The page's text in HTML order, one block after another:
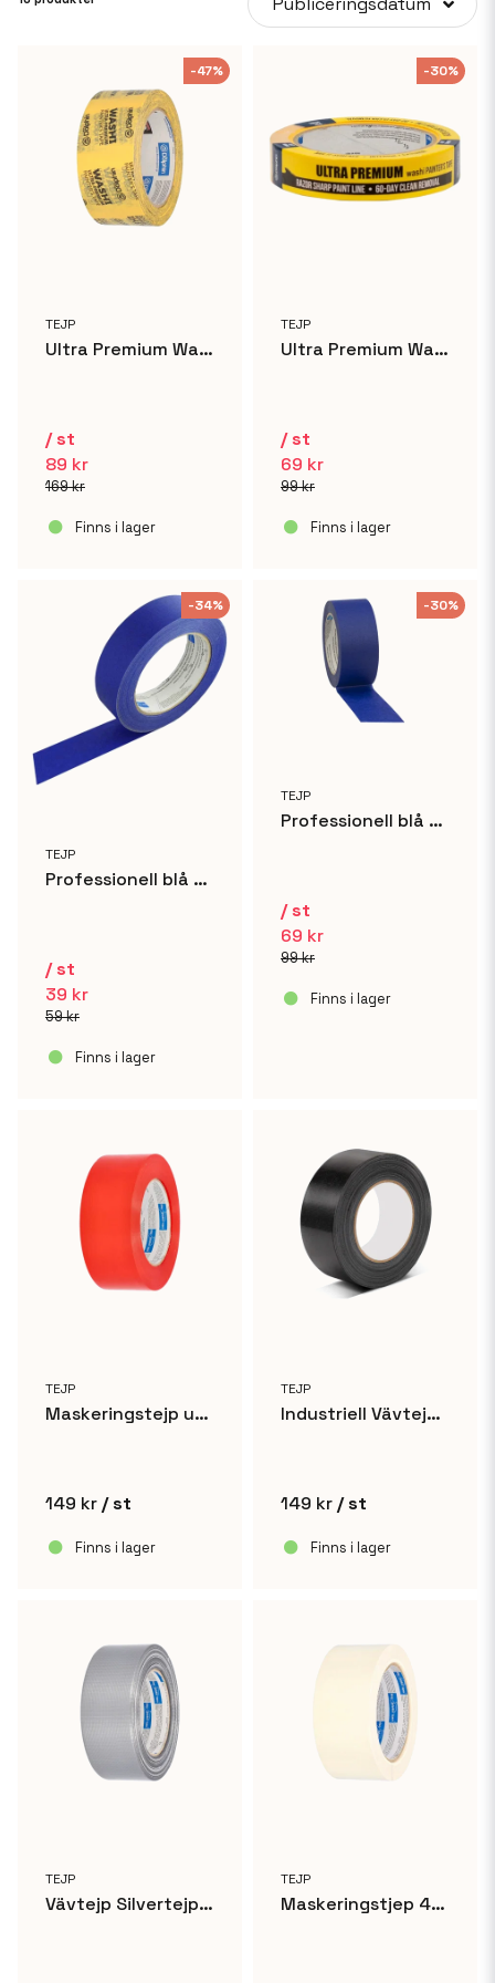
rispapper i Japan. Det här är en professionell tejp av mycket hög
kvalitet. Avsedd att användas inomhus. Den är idealisk för få skarpa
linjer och en mycket hög finish. Limmet som används fäster bra mot
de flesta underlag och lämnar inga limrester samtidigt som den kan
sitta i upp till 60 dagar. Extremt bra tejp
TEJP
Ultra Premium Washi Supertejp - 48mm x 50m
169 kr
89 kr
/ st
Finns i lager
-47%
TEJP
Ultra Premium Washi Supertejp - 25mm x 50m
99 kr
69 kr
/ st
Finns i lager
-30%
TEJP
Professionell blå målartejp 25mm x 50m
59 kr
39 kr
/ st
Finns i lager
-34%
TEJP
Professionell blå målartejp 48mm x 50m
99 kr
69 kr
/ st
Finns i lager
-30%
TEJP
Maskeringstejp utomhus - 48mm x 50m
149 kr / st
Finns i lager
TEJP
Industriell Vävtejp Silvertejp 48mm x 50m
149 kr / st
Finns i lager
TEJP
Vävtejp Silvertejp 48mm x 50m
TEJP
Maskeringstjep 48mm x 50m